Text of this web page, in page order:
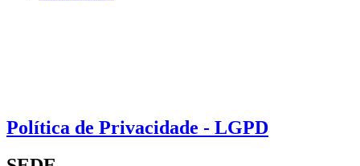
Política de Privacidade - LGPD